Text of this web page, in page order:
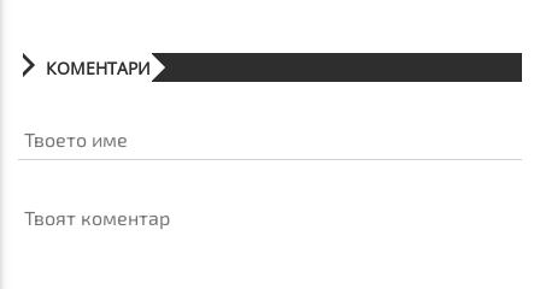
КОМЕНТАРИ
Твоето име
Твоят коментар